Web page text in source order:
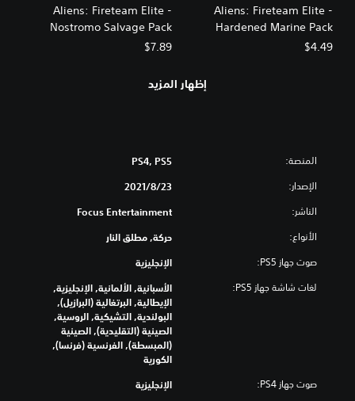
Aliens: Fireteam Elite -
Hardened Marine Pack
$4.49
Aliens: Fireteam Elite -
Nostromo Salvage Pack
$7.89
إظهار المزيد
المنصة: PS4, PS5
الإصدار: 23‏/8‏/2021
الناشر: Focus Entertainment
الأنواع: حركة, مطلق النار
صوت جهاز PS5: الإنجليزية
لغات شاشة جهاز PS5:
الأسبانية, الألمانية, الإنجليزية,
الإيطالية, البرتغالية (البرازيل),
البولندية, التشيكية, الروسية,
الصينية (التقليدية), الصينية
(المبسطة), الفرنسية (فرنسا),
الكورية
صوت جهاز PS4: الإنجليزية